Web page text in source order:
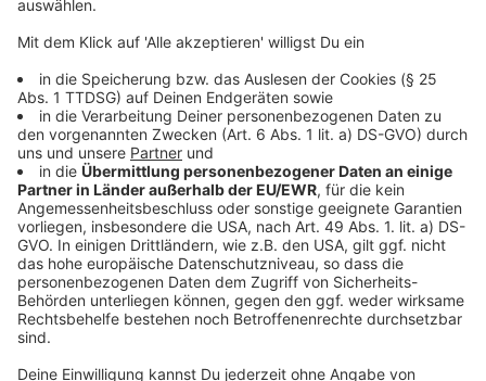
Wir verwenden einen Service eines
Drittanbieters, um Videoinhalte
einzubetten. Dieser Service kann
Daten zu Ihren Aktivitäten
sammeln. Bitte lesen Sie die
Details durch und stimmen Sie der
Nutzung des Service zu, um dieses
Video anzusehen.
Mehr Informationen
Akzeptieren
powered byUsercentrics Consent
Einer der neuen Songs für das neue Album der
BossHoss: "You" mit Sängerin Ilse DeLange.
Anzeige